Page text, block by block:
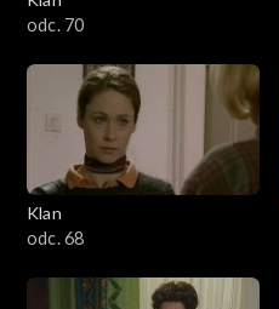
odc. 70
Klan
odc. 68